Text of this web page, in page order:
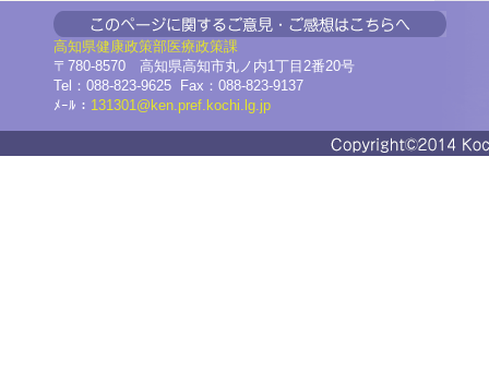
高知県健康政策部医療政策課
〒780-8570 高知県高知市丸ノ内1丁目2番20号
Tel：088-823-9625 Fax：088-823-9137
ﾒｰﾙ： 131301@ken.pref.kochi.lg.jp